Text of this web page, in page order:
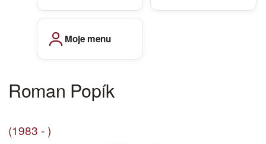
Moje menu
Roman Popík
(1983 - )